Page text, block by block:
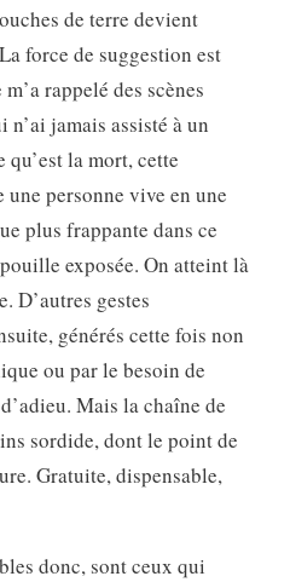
de terre devient
force de suggestion est
rappelé des scènes
jamais assisté à un
la mort, cette
personne vive en une
plus frappante dans ce
exposée. On atteint là
D’autres gestes
générés cette fois non
ou par le besoin de
Mais la chaîne de
sordide, dont le point de
Gratuite, dispensable,
donc, sont ceux qui